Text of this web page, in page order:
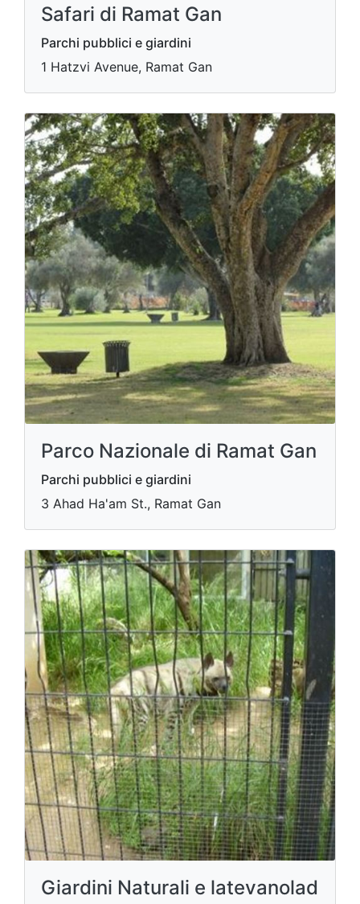
Safari di Ramat Gan
Parchi pubblici e giardini
1 Hatzvi Avenue, Ramat Gan
Parco Nazionale di Ramat Gan
Parchi pubblici e giardini
3 Ahad Ha'am St., Ramat Gan
Giardini Naturali e latevanolad